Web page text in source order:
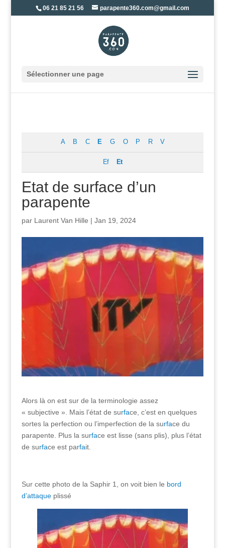
06 21 85 21 56 parapente360.com@gmail.com
Sélectionner une page
A B C E G O P R V
Ef Et
Etat de surface d’un
parapente
par Laurent Van Hille | Jan 19, 2024
Alors là on est sur de la terminologie assez
« subjective ». Mais l’état de surface, c’est en quelques
sortes la perfection ou l’imperfection de la surface du
parapente. Plus la surface est lisse (sans plis), plus l’état
de surface est parfait.
Sur cette photo de la Saphir 1, on voit bien le bord
d’attaqueplissé